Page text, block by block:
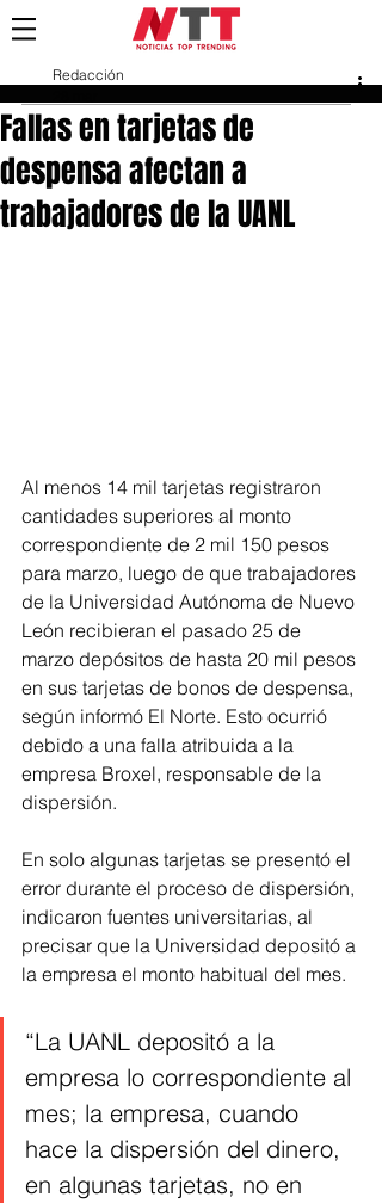
Fallas en tarjetas de
despensa afectan a
trabajadores de la UANL
Redacción
Al menos 14 mil tarjetas registraron
cantidades superiores al monto
correspondiente de 2 mil 150 pesos
para marzo, luego de que trabajadores
de la Universidad Autónoma de Nuevo
León recibieran el pasado 25 de
marzo depósitos de hasta 20 mil pesos
en sus tarjetas de bonos de despensa,
según informó El Norte. Esto ocurrió
debido a una falla atribuida a la
empresa Broxel, responsable de la
dispersión.
En solo algunas tarjetas se presentó el
error durante el proceso de dispersión,
indicaron fuentes universitarias, al
precisar que la Universidad depositó a
la empresa el monto habitual del mes.
“La UANL depositó a la
empresa lo correspondiente al
mes; la empresa, cuando
hace la dispersión del dinero,
en algunas tarjetas, no en